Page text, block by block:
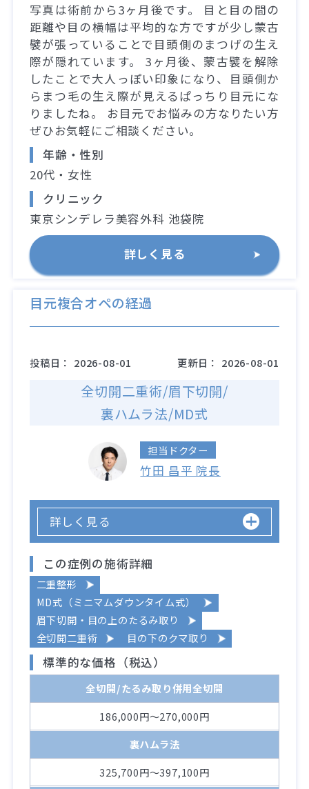
写真は術前から3ヶ月後です。 目と目の間の
距離や目の横幅は平均的な方ですが少し蒙古
襞が張っていることで目頭側のまつげの生え
際が隠れています。 3ヶ月後、蒙古襞を解除
したことで大人っぽい印象になり、目頭側か
らまつ毛の生え際が見えるぱっちり目元にな
りましたね。 お目元でお悩みの方なりたい方
ぜひお気軽にご相談ください。
年齢・性別
20代・女性
クリニック
東京シンデレラ美容外科 池袋院
詳しく見る
目元複合オペの経過
投稿日： 2026-08-01 更新日： 2026-08-01
全切開二重術/眉下切開/
裏ハムラ法/MD式
担当ドクター
竹田 昌平 院長
詳しく見る
この症例の施術詳細
二重整形
MD式（ミニマムダウンタイム式）
眉下切開・目の上のたるみ取り
全切開二重術
目の下のクマ取り
標準的な価格（税込）
全切開/たるみ取り併用全切開
186,000円～270,000円
裏ハムラ法
325,700円～397,100円